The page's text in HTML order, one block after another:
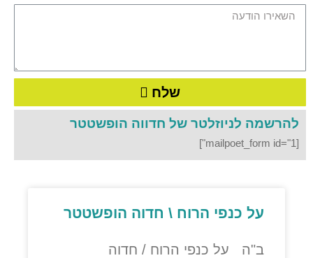
שלח
להרשמה לניוזלטר של חדווה הופשטטר
[mailpoet_form id="1"]
על כנפי הרוח \ חדוה הופשטטר
ב"ה על כנפי הרוח / חדוה